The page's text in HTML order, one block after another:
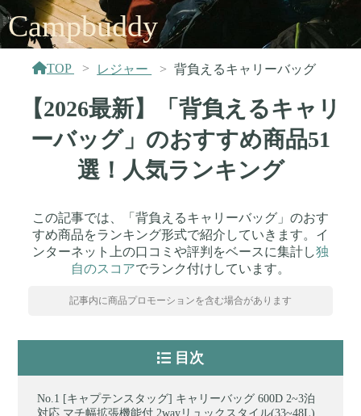
Campbuddy
TOP レジャー 背負えるキャリーバッグ
【2026最新】「背負えるキャリ
ーバッグ」のおすすめ商品51
選！人気ランキング
この記事では、「背負えるキャリーバッグ」のおす
すめ商品をランキング形式で紹介していきます。イ
ンターネット上の口コミや評判をベースに集計し独
自のスコアでランク付けしています。
記事内に商品プロモーションを含む場合があります
目次
[キャプテンスタッグ] キャリーバッグ 600D 2~3泊
対応 マチ幅拡張機能付 2wayリュックスタイル(33~48L)